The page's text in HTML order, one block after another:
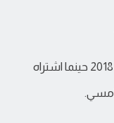
يذكر أن نادي بيراميدز تأسس في عام 2008 باسم الأسيوطي قبل أن يتم تغيير اسمه إلى بيراميدز عام 2018 حينما اشتراه